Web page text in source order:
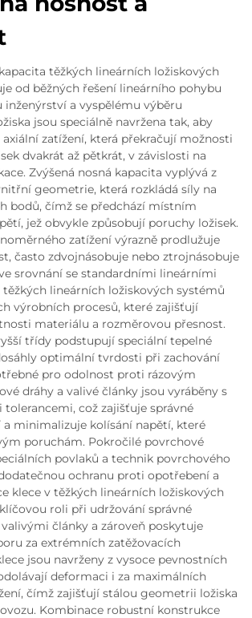
těžkých lineárních ložiskových
od běžných řešení lineárního pohybu
a vyspělému výběru
jsou speciálně navržena tak, aby
zatížení, která překračují možnosti
dvakrát až pětkrát, v závislosti na
Zvýšená nosná kapacita vyplývá z
geometrie, která rozkládá síly na
bodů, čímž se předchází místním
jež obvykle způsobují poruchy ložisek.
zatížení výrazně prodlužuje
často zdvojnásobuje nebo ztrojnásobuje
srovnání se standardními lineárními
lineárních ložiskových systémů
výrobních procesů, které zajišťují
materiálu a rozměrovou přesnost.
třídy podstupují speciální tepelné
optimální tvrdosti při zachování
pro odolnost proti rázovým
dráhy a valivé články jsou vyráběny s
což zajišťuje správné
a minimalizuje kolísání napětí, které
poruchám. Pokročilé povrchové
povlaků a technik povrchového
ochranu proti opotřebení a
klece v těžkých lineárních ložiskových
roli při udržování správné
články a zároveň poskytuje
za extrémních zatěžovacích
jsou navrženy z vysoce pevnostních
deformaci i za maximálních
čímž zajišťují stálou geometrii ložiska
Kombinace robustní konstrukce